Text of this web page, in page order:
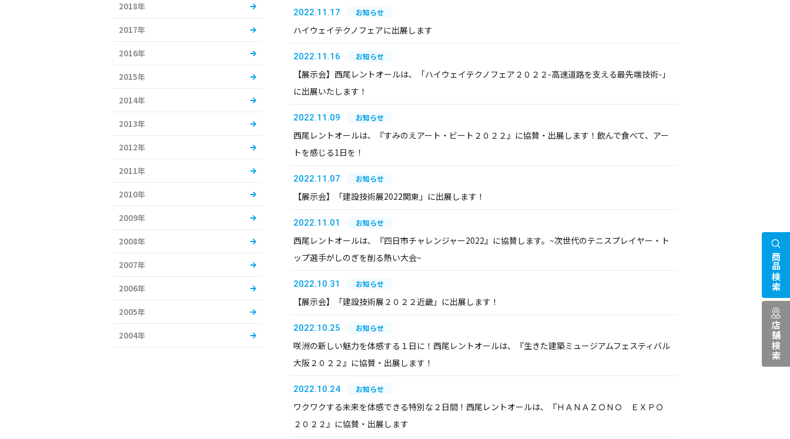
2022.11.17 お知らせ
ハイウェイテクノフェアに出展します
2022.11.16 お知らせ
【展示会】西尾レントオールは、「ハイウェイテクノフェア２０２２-高速道路を支える最先端技術-」
に出展いたします！
2022.11.09 お知らせ
西尾レントオールは、『すみのえアート・ビート２０２２』に協賛・出展します！飲んで食べて、アー
トを感じる1日を！
2022.11.07 お知らせ
【展示会】「建設技術展2022関東」に出展します！
2022.11.01 お知らせ
西尾レントオールは、『四日市チャレンジャー2022』に協賛します。~次世代のテニスプレイヤー・ト
ップ選手がしのぎを削る熱い大会~
2022.10.31 お知らせ
【展示会】「建設技術展２０２２近畿」に出展します！
2022.10.25 お知らせ
咲洲の新しい魅力を体感する１日に！西尾レントオールは、『生きた建築ミュージアムフェスティバル
大阪２０２２』に協賛・出展します！
2022.10.24 お知らせ
ワクワクする未来を体感できる特別な２日間！西尾レントオールは、『ＨＡＮＡＺＯＮＯ ＥＸＰＯ
２０２２』に協賛・出展します
2018年
2017年
2016年
2015年
2014年
2013年
2012年
2011年
2010年
2009年
2008年
2007年
2006年
2005年
2004年
商品検索
店舗検索